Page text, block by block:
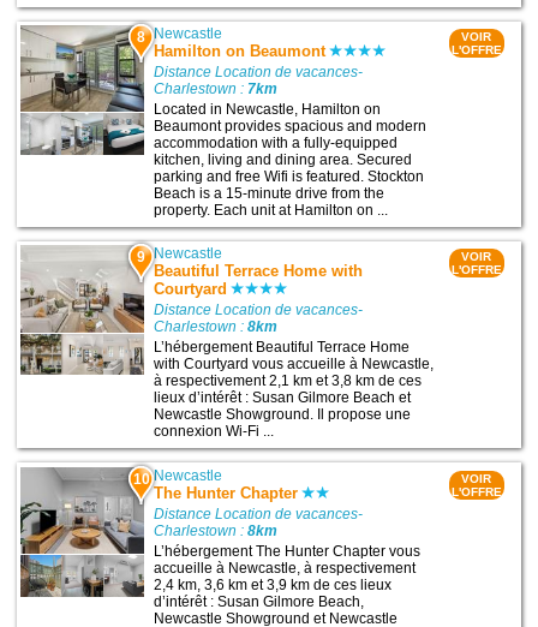
8 Newcastle
Hamilton on Beaumont
Distance Location de vacances-
Charlestown : 7km
Located in Newcastle, Hamilton on
Beaumont provides spacious and modern
accommodation with a fully-equipped
kitchen, living and dining area. Secured
parking and free Wifi is featured. Stockton
Beach is a 15-minute drive from the
property. Each unit at Hamilton on ...
VOIR
L'OFFRE
9 Newcastle
Beautiful Terrace Home with
Courtyard
Distance Location de vacances-
Charlestown :8km
L’hébergement Beautiful Terrace Home
with Courtyard vous accueille à Newcastle,
à respectivement 2,1 km et 3,8 km de ces
lieux d’intérêt : Susan Gilmore Beach et
Newcastle Showground. Il propose une
connexion Wi-Fi ...
VOIR
L'OFFRE
10 Newcastle
The Hunter Chapter
Distance Location de vacances-
Charlestown :8km
L’hébergement The Hunter Chapter vous
accueille à Newcastle, à respectivement
2,4 km, 3,6 km et 3,9 km de ces lieux
d’intérêt : Susan Gilmore Beach,
Newcastle Showground et Newcastle
VOIR
L'OFFRE